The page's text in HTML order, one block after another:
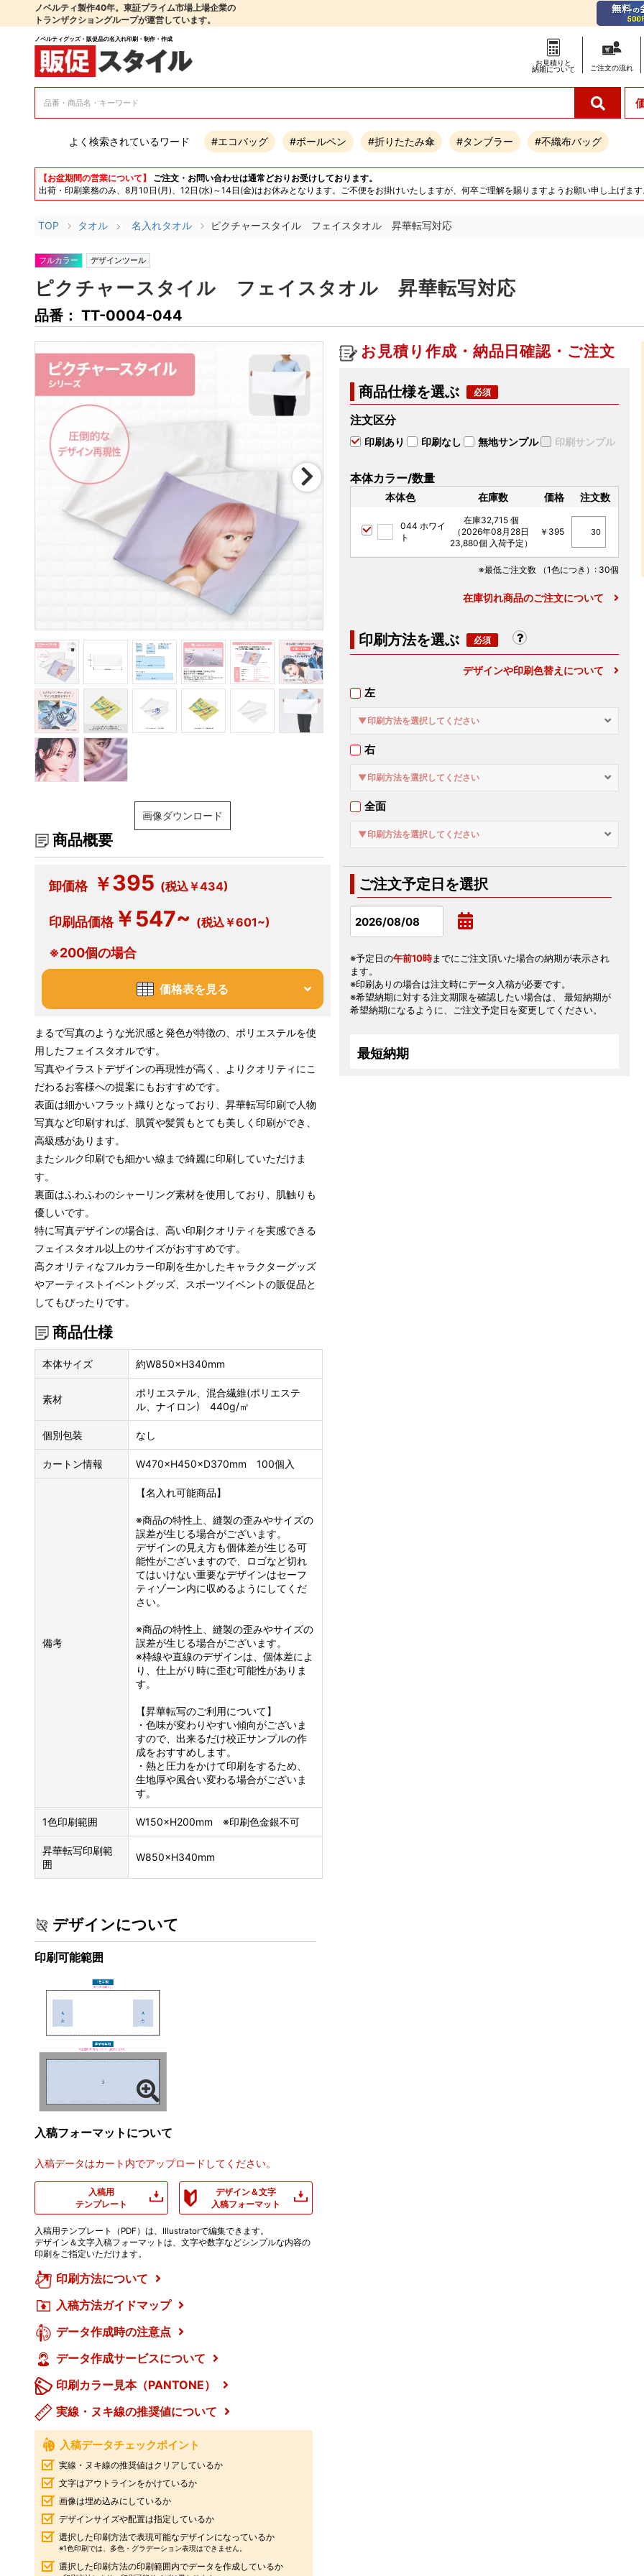
ノベルティ製作40年。東証プライム市場上場企業の
トランザクショングループが運営しています。
ノベルティグッズ・販促品の名入れ印刷・制作・作成
お見積りと
納期について
ご注文の流れ
よく検索されているワード #エコバッグ #ボールペン #折りたたみ傘 #タンブラー #不織布バッグ
【お盆期間の営業について】
ご注文・お問い合わせは通常どおりお受けしております。
出荷・印刷業務のみ、8月10日(月)、12日(水)～14日(金)はお休みとなります。ご不便をお掛けいたしますが、何卒ご理解を賜りますようお願い申し上げま
TOP タオル 名入れタオル ピクチャースタイル フェイスタオル 昇華転写対応
フルカラー デザインツール
ピクチャースタイル フェイスタオル 昇華転写対応
品番： TT-0004-044
画像ダウンロード
商品概要
卸価格 ￥395 (税込￥434)
印刷品価格￥547~ (税込￥601~)
※200個の場合
価格表を見る
まるで写真のような光沢感と発色が特徴の、ポリエステルを使
用したフェイスタオルです。
写真やイラストデザインの再現性が高く、よりクオリティにこ
だわるお客様への提案にもおすすめです。
表面は細かいフラット織りとなっており、昇華転写印刷で人物
写真など印刷すれば、肌質や髪質もとても美しく印刷ができ、
高級感があります。
またシルク印刷でも細かい線まで綺麗に印刷していただけま
す。
裏面はふわふわのシャーリング素材を使用しており、肌触りも
優しいです。
特に写真デザインの場合は、高い印刷クオリティを実感できる
フェイスタオル以上のサイズがおすすめです。
高クオリティなフルカラー印刷を生かしたキャラクターグッズ
やアーティストイベントグッズ、スポーツイベントの販促品と
してもぴったりです。
商品仕様
本体サイズ 約W850×H340mm
素材
ポリエステル、混合繊維(ポリエステ
ル、ナイロン) 440g/㎡
個別包装 なし
カートン情報 W470×H450×D370mm 100個入
備考
【名入れ可能商品】
※商品の特性上、縫製の歪みやサイズの
誤差が生じる場合がございます。
デザインの見え方も個体差が生じる可
能性がございますので、ロゴなど切れ
てはいけない重要なデザインはセーフ
ティゾーン内に収めるようにしてくだ
さい。
※商品の特性上、縫製の歪みやサイズの
誤差が生じる場合がございます。
※枠線や直線のデザインは、個体差によ
り、仕上がり時に歪む可能性がありま
す。
【昇華転写のご利用について】
・色味が変わりやすい傾向がございま
すので、出来るだけ校正サンプルの作
成をおすすめします。
・熱と圧力をかけて印刷をするため、
生地厚や風合い変わる場合がございま
す。
1色印刷範囲 W150×H200mm ※印刷色金銀不可
昇華転写印刷範
囲
W850×H340mm
デザインについて
印刷可能範囲
入稿フォーマットについて
入稿データはカート内でアップロードしてください。
入稿用
テンプレート
デザイン＆文字
入稿フォーマット
入稿用テンプレート（PDF）は、Illustratorで編集できます。
デザイン＆文字入稿フォーマットは、文字や数字などシンプルな内容の
印刷をご指定いただけます。
印刷方法について
入稿方法ガイドマップ
データ作成時の注意点
データ作成サービスについて
印刷カラー見本（PANTONE）
実線・ヌキ線の推奨値について
入稿データチェックポイント
実線・ヌキ線の推奨値はクリアしているか
文字はアウトラインをかけているか
画像は埋め込みにしているか
デザインサイズや配置は指定しているか
選択した印刷方法で表現可能なデザインになっているか
※1色印刷では、多色・グラデーション表現はできません。
選択した印刷方法の印刷範囲内でデータを作成しているか
お見積り作成・納品日確認・ご注文
商品仕様を選ぶ
注文区分
印刷あり 印刷なし 無地サンプル 印刷サンプル
本体カラー/数量
本体色 在庫数 価格 注文数
044 ホワイ
ト
在庫32,715 個
（2026年08月28日
23,880個 入荷予定）
￥395
※最低ご注文数 （1色につき） : 30個
在庫切れ商品のご注文について
印刷方法を選ぶ
デザインや印刷色替えについて
左
▼印刷方法を選択してください
右
▼印刷方法を選択してください
全面
▼印刷方法を選択してください
ご注文予定日を選択
※予定日の午前10時までにご注文頂いた場合の納期が表示され
ます。
※印刷ありの場合は注文時にデータ入稿が必要です。
※希望納期に対する注文期限を確認したい場合は、 最短納期が
希望納期になるように、ご注文予定日を変更してください。
最短納期